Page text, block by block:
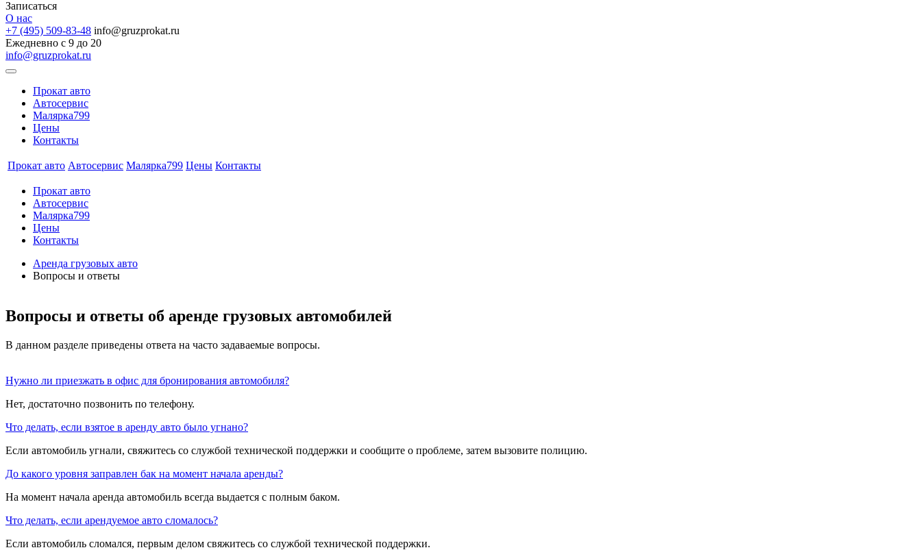
Записаться
О нас
+7 (495) 509-83-48 info@gruzprokat.ru
Ежедневно с 9 до 20
info@gruzprokat.ru
Прокат авто
Автосервис
Малярка799
Цены
Контакты
Прокат авто Автосервис Малярка799 Цены Контакты
Прокат авто
Автосервис
Малярка799
Цены
Контакты
Аренда грузовых авто
Вопросы и ответы
Вопросы и ответы об аренде грузовых автомобилей
В данном разделе приведены ответа на часто задаваемые вопросы.
Нужно ли приезжать в офис для бронирования автомобиля?
Нет, достаточно позвонить по телефону.
Что делать, если взятое в аренду авто было угнано?
Если автомобиль угнали, свяжитесь со службой технической поддержки и сообщите о проблеме, затем вызовите полицию.
До какого уровня заправлен бак на момент начала аренды?
На момент начала аренда автомобиль всегда выдается с полным баком.
Что делать, если арендуемое авто сломалось?
Если автомобиль сломался, первым делом свяжитесь со службой технической поддержки.